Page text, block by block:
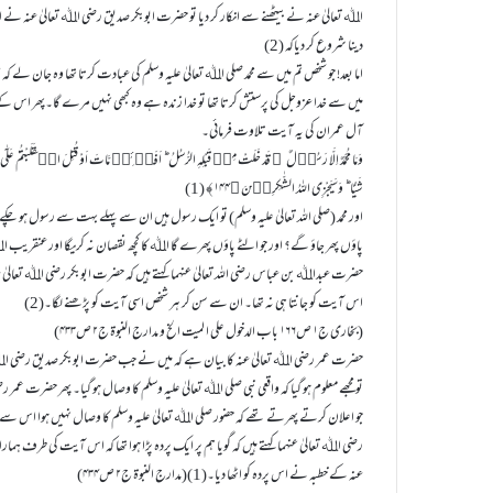
اﷲ تعالیٰ عنہ نے بیٹھنے سے انکار کر دیا تو حضرت ابوبکر صدیق رضی اﷲ تعالیٰ عنہ نے
دینا شروع کر دیاکہ (2)
اما بعد! جو شخص تم میں سے محمد صلی اﷲ تعالیٰ علیہ وسلم کی عبادت کرتا تھا وہ جان لے
میں سے خدا عزوجل کی پرستش کرتا تھا تو خدا زندہ ہے وہ کبھی نہیں مرے گا۔پھر
آل عمران کی یہ آیت تلاوت فرمائی۔
وَمَا مُحَمَّدٌ اِلَّا رَسُوۡلٌ ۚ قَدْ خَلَتْ مِنۡ قَبْلِہِ الرُّسُلُ ؕ اَفَا۠ئِنۡ مَّاتَ اَوْ قُتِلَ انۡقَلَبْتُمْ
شَیْـًٔا ؕ وَسَیَجْزِی اللہُ الشّٰکِرِیۡنَ ﴿۱۴۴﴾ (1)
اور محمد (صلی اللہ تعالیٰ علیہ وسلم) تو ایک رسول ہیں ان سے پہلے بہت سے رسول ہو چکے تو
پاؤں پھر جاؤ گے؟ اور جو الٹے پاؤں پھرے گا اﷲ کا کچھ نقصان نہ کریگا اور
حضرت عبداﷲ بن عباس رضی اللہ تعالیٰ عنہما کہتے ہیں کہ حضرت ابوبکر رضی اﷲ تعالیٰ
اس آیت کو جانتا ہی نہ تھا۔ ان سے سن کر ہر شخص اسی آیت کو پڑھنے لگا۔(2)
(بخاری ج۱ ص۱۶۶ باب الدخول علی ا لمیت الخ و مدارج النبوۃ ج۲ ص۴۳۳)
حضرت عمر رضی اﷲ تعالیٰ عنہ کا بیان ہے کہ میں نے جب حضرت ابوبکر صدیق رضی
تو مجھے معلوم ہو گیا کہ واقعی نبی صلی اﷲ تعالیٰ علیہ وسلم کا وصال ہو گیا۔ پھر
جو اعلان کرتے پھرتے تھے کہ حضور صلی اﷲ تعالیٰ علیہ وسلم کا وصال نہیں ہوا
رضی اﷲ تعالیٰ عنہما کہتے ہیں کہ گویا ہم پر ایک پردہ پڑا ہوا تھا کہ اس آیت کی طرف
عنہ کے خطبہ نے اس پردہ کو اٹھا دیا۔(1)(مدارج النبوۃ ج۲ ص۴۳۴)